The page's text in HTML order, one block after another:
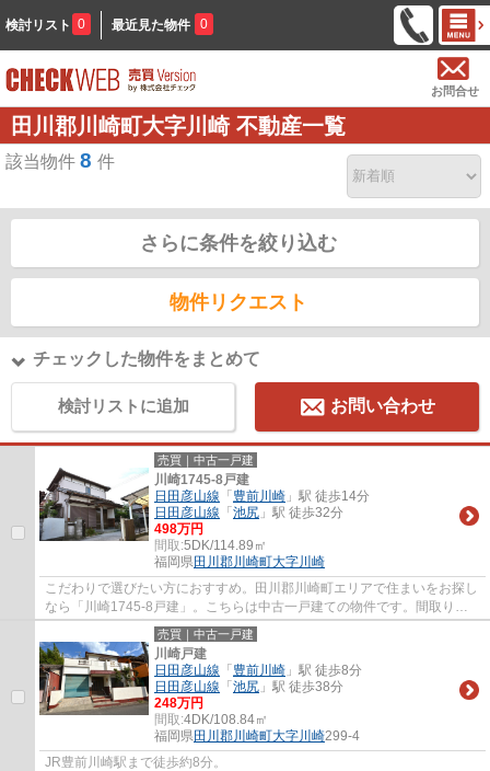
検討リスト 0 最近見た物件 0
お問合せ
田川郡川崎町大字川崎 不動産一覧
該当物件 8 件
さらに条件を絞り込む
物件リクエスト
チェックした物件をまとめて
検討リストに追加 お問い合わせ
売買｜中古一戸建
川崎1745-8戸建
日田彦山線 「 豊前川崎 」駅 徒歩14分
日田彦山線 「 池尻 」駅 徒歩32分
498万円
間取:5DK/114.89㎡
福岡県田川郡川崎町大字川崎
こだわりで選びたい方におすすめ。田川郡川崎町エリアで住まいをお探し
なら「川崎1745-8戸建」。こちらは中古一戸建ての物件です。間取りが
5DKもあると、広々と生活出来るのでお勧めで...
売買｜中古一戸建
川崎戸建
日田彦山線 「 豊前川崎 」駅 徒歩8分
日田彦山線 「 池尻 」駅 徒歩38分
248万円
間取:4DK/108.84㎡
福岡県田川郡川崎町大字川崎299-4
JR豊前川崎駅まで徒歩約8分。